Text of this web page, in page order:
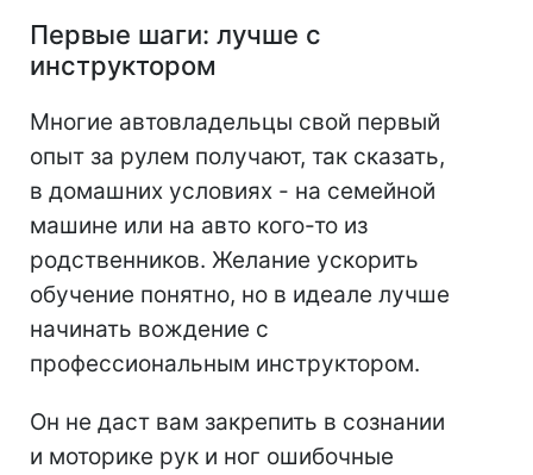
Первые шаги: лучше с
инструктором
Многие автовладельцы свой первый
опыт за рулем получают, так сказать,
в домашних условиях - на семейной
машине или на авто кого-то из
родственников. Желание ускорить
обучение понятно, но в идеале лучше
начинать вождение с
профессиональным инструктором.
Он не даст вам закрепить в сознании
и моторике рук и ног ошибочные